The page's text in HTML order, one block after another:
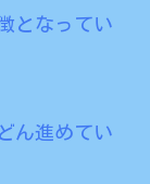
となってい
ん進めてい